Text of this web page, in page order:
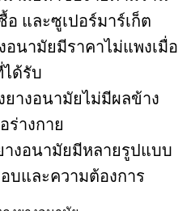
และซูเปอร์มาร์เก็ต
อนามัยมีราคาไม่แพงเมื่อ
ด้รับ
ยางอนามัยไม่มีผลข้าง
ร่างกาย
างอนามัยมีหลายรูปแบบ
บและความต้องการ